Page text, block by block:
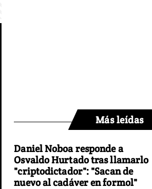
Más leídas
Daniel Noboa responde a
Osvaldo Hurtado tras llamarlo
"criptodictador": "Sacan de
nuevo al cadáver en formol"